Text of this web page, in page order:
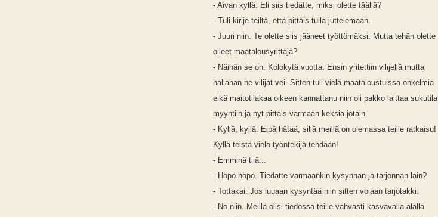
- Aivan kyllä. Eli siis tiedätte, miksi olette täällä?
- Tuli kirije teiltä, että pittäis tulla juttelemaan.
- Juuri niin. Te olette siis jääneet työttömäksi. Mutta tehän olette
olleet maatalousyrittäjä?
- Näihän se on. Kolokytä vuotta. Ensin yritettiin vilijellä mutta
hallahan ne vilijat vei. Sitten tuli vielä maataloustuissa onkelmia
eikä maitotilakaa oikeen kannattanu niin oli pakko laittaa sukutila
myyntiin ja nyt pittäis varmaan keksiä jotain.
- Kyllä, kyllä. Eipä hätää, sillä meillä on olemassa teille ratkaisu!
Kyllä teistä vielä työntekijä tehdään!
- Emminä tiiä...
- Höpö höpö. Tiedätte varmaankin kysynnän ja tarjonnan lain?
- Tottakai. Jos luuaan kysyntää niin sitten voiaan tarjotakki.
- No niin. Meillä olisi tiedossa teille vahvasti kasvavalla alalla